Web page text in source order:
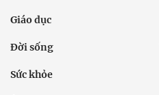
Giáo dục
Đời sống
Sức khỏe